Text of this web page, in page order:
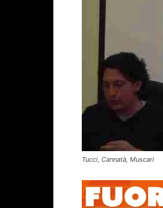
Tucci, Cannatà, Muscari